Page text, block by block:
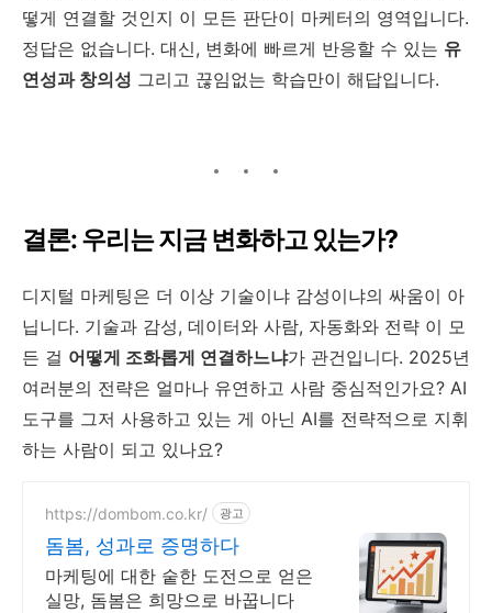
떻게 연결할 것인지 이 모든 판단이 마케터의 영역입니다.
정답은 없습니다. 대신, 변화에 빠르게 반응할 수 있는 유
연성과 창의성 그리고 끊임없는 학습만이 해답입니다.
결론: 우리는 지금 변화하고 있는가?
디지털 마케팅은 더 이상 기술이냐 감성이냐의 싸움이 아
닙니다. 기술과 감성, 데이터와 사람, 자동화와 전략 이 모
든 걸 어떻게 조화롭게 연결하느냐가 관건입니다. 2025년
여러분의 전략은 얼마나 유연하고 사람 중심적인가요? AI
도구를 그저 사용하고 있는 게 아닌 AI를 전략적으로 지휘
하는 사람이 되고 있나요?
https://dombom.co.kr/ 광고
돔봄, 성과로 증명하다
마케팅에 대한 숱한 도전으로 얻은
실망, 돔봄은 희망으로 바꿉니다